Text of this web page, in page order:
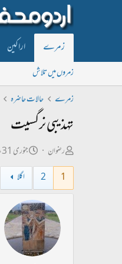
زمرے اراکین
زمروں میں تلاش
زمرے
حالات حاضرہ
تہذیبی نرگسیت
ص
ا
ح
رضوان
ت
ا
ی
خ
ا
ب
جنوری 31، 2009
1
2 اگلا